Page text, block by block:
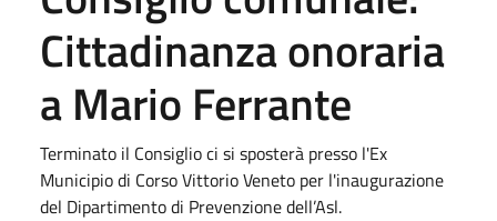
Cittadinanza onoraria
a Mario Ferrante
Terminato il Consiglio ci si sposterà presso l'Ex
Municipio di Corso Vittorio Veneto per l'inaugurazione
del Dipartimento di Prevenzione dell’Asl.